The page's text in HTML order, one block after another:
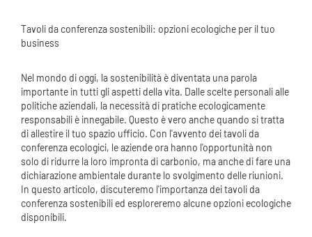
Tavoli da conferenza sostenibili: opzioni ecologiche per il tuo
business
Nel mondo di oggi, la sostenibilità è diventata una parola
importante in tutti gli aspetti della vita. Dalle scelte personali alle
politiche aziendali, la necessità di pratiche ecologicamente
responsabili è innegabile. Questo è vero anche quando si tratta
di allestire il tuo spazio ufficio. Con l'avvento dei tavoli da
conferenza ecologici, le aziende ora hanno l'opportunità non
solo di ridurre la loro impronta di carbonio, ma anche di fare una
dichiarazione ambientale durante lo svolgimento delle riunioni.
In questo articolo, discuteremo l'importanza dei tavoli da
conferenza sostenibili ed esploreremo alcune opzioni ecologiche
disponibili.